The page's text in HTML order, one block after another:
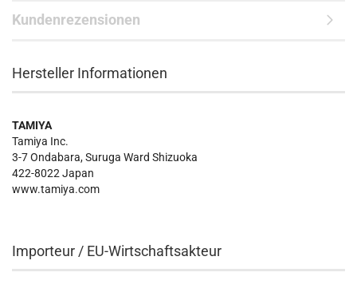
Kundenrezensionen
Hersteller Informationen
TAMIYA
Tamiya Inc.
3-7 Ondabara, Suruga Ward Shizuoka
422-8022 Japan
www.tamiya.com
Importeur / EU-Wirtschaftsakteur